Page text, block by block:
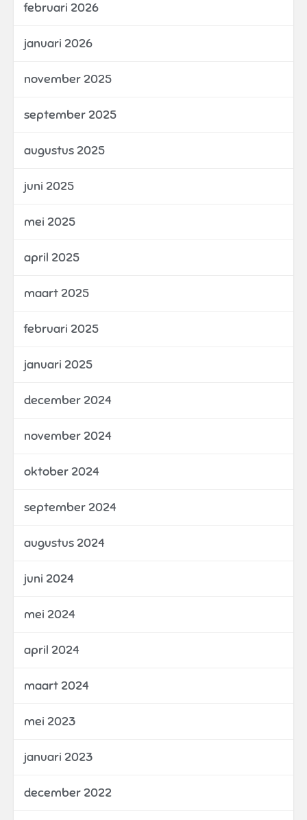
februari 2026
januari 2026
november 2025
september 2025
augustus 2025
juni 2025
mei 2025
april 2025
maart 2025
februari 2025
januari 2025
december 2024
november 2024
oktober 2024
september 2024
augustus 2024
juni 2024
mei 2024
april 2024
maart 2024
mei 2023
januari 2023
december 2022